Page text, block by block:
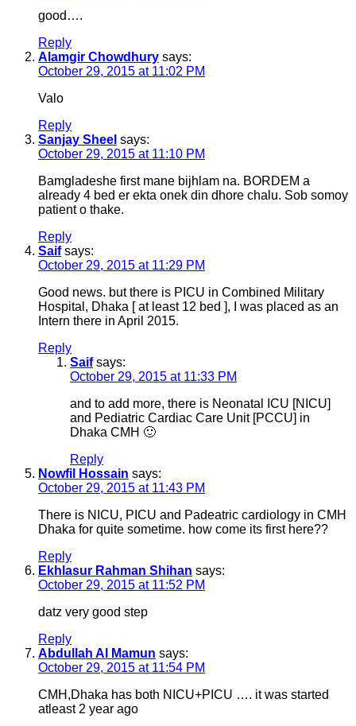
good….
Reply
Alamgir Chowdhury says:
October 29, 2015 at 11:02 PM
Valo
Reply
Sanjay Sheel says:
October 29, 2015 at 11:10 PM
Bamgladeshe first mane bijhlam na. BORDEM a
already 4 bed er ekta onek din dhore chalu. Sob somoy
patient o thake.
Reply
Saif says:
October 29, 2015 at 11:29 PM
Good news. but there is PICU in Combined Military
Hospital, Dhaka [ at least 12 bed ], I was placed as an
Intern there in April 2015.
Reply
Saif says:
October 29, 2015 at 11:33 PM
and to add more, there is Neonatal ICU [NICU]
and Pediatric Cardiac Care Unit [PCCU] in
Dhaka CMH 🙂
Reply
Nowfil Hossain says:
October 29, 2015 at 11:43 PM
There is NICU, PICU and Padeatric cardiology in CMH
Dhaka for quite sometime. how come its first here??
Reply
Ekhlasur Rahman Shihan says:
October 29, 2015 at 11:52 PM
datz very good step
Reply
Abdullah Al Mamun says:
October 29, 2015 at 11:54 PM
CMH,Dhaka has both NICU+PICU …. it was started
atleast 2 year ago